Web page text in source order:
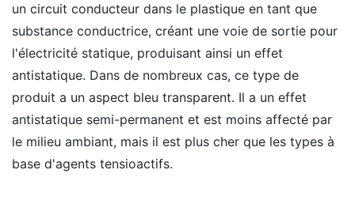
un circuit conducteur dans le plastique en tant que
substance conductrice, créant une voie de sortie pour
l'électricité statique, produisant ainsi un effet
antistatique. Dans de nombreux cas, ce type de
produit a un aspect bleu transparent. Il a un effet
antistatique semi-permanent et est moins affecté par
le milieu ambiant, mais il est plus cher que les types à
base d'agents tensioactifs.